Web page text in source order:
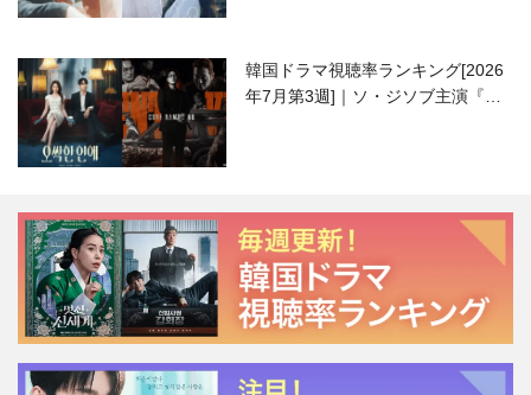
韓国ドラマ視聴率ランキング[2026
年7月第3週]｜ソ・ジソブ主演『エ